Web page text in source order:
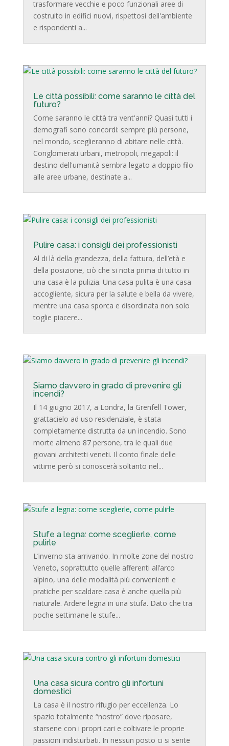
trasformare vecchie e poco funzionali aree di
costruito in edifici nuovi, rispettosi dell'ambiente
e rispondenti a...
Le città possibili: come saranno le città del
futuro?
Come saranno le città tra vent'anni? Quasi tutti i
demografi sono concordi: sempre più persone,
nel mondo, sceglieranno di abitare nelle città.
Conglomerati urbani, metropoli, megapoli: il
destino dell'umanità sembra legato a doppio filo
alle aree urbane, destinate a...
Pulire casa: i consigli dei professionisti
Al di là della grandezza, della fattura, dell’età e
della posizione, ciò che si nota prima di tutto in
una casa è la pulizia. Una casa pulita è una casa
accogliente, sicura per la salute e bella da vivere,
mentre una casa sporca e disordinata non solo
toglie piacere...
Siamo davvero in grado di prevenire gli
incendi?
Il 14 giugno 2017, a Londra, la Grenfell Tower,
grattacielo ad uso residenziale, è stata
completamente distrutta da un incendio. Sono
morte almeno 87 persone, tra le quali due
giovani architetti veneti. Il conto finale delle
vittime però si conoscerà soltanto nel...
Stufe a legna: come sceglierle, come
pulirle
L’inverno sta arrivando. In molte zone del nostro
Veneto, soprattutto quelle afferenti all’arco
alpino, una delle modalità più convenienti e
pratiche per scaldare casa è anche quella più
naturale. Ardere legna in una stufa. Dato che tra
poche settimane le stufe...
Una casa sicura contro gli infortuni
domestici
La casa è il nostro rifugio per eccellenza. Lo
spazio totalmente “nostro” dove riposare,
starsene con i propri cari e coltivare le proprie
passioni indisturbati. In nessun posto ci si sente